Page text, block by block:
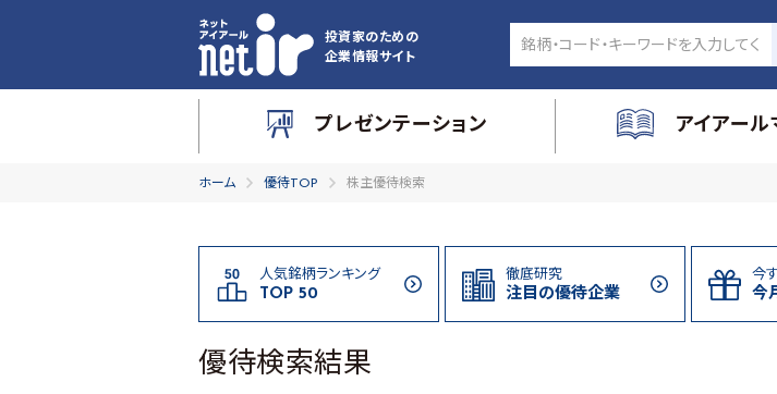
投資家のための
企業情報サイト
プレゼンテーション アイアール
ホーム 優待TOP 株主優待検索
人気銘柄ランキング
TOP 50
徹底研究
注目の優待企業
今
今
優待検索結果